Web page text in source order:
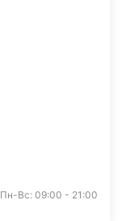
Пн-Вс: 09:00 - 21:00